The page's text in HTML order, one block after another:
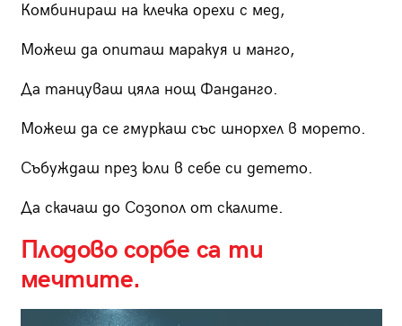
Комбинираш на клечка орехи с мед,
Можеш да опиташ маракуя и манго,
Да танцуваш цяла нощ Фанданго.
Можеш да се гмуркаш със шнорхел в морето.
Събуждаш през юли в себе си детето.
Да скачаш до Созопол от скалите.
Плодово сорбе са ти
мечтите.